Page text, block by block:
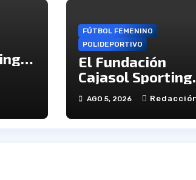
FÚTBOL FEMENINO
POLIDEPORTIVO
El Fundación
Cajasol Sporting
de Huelva
disputará la
de Andalucía en
AGO 5, 2026